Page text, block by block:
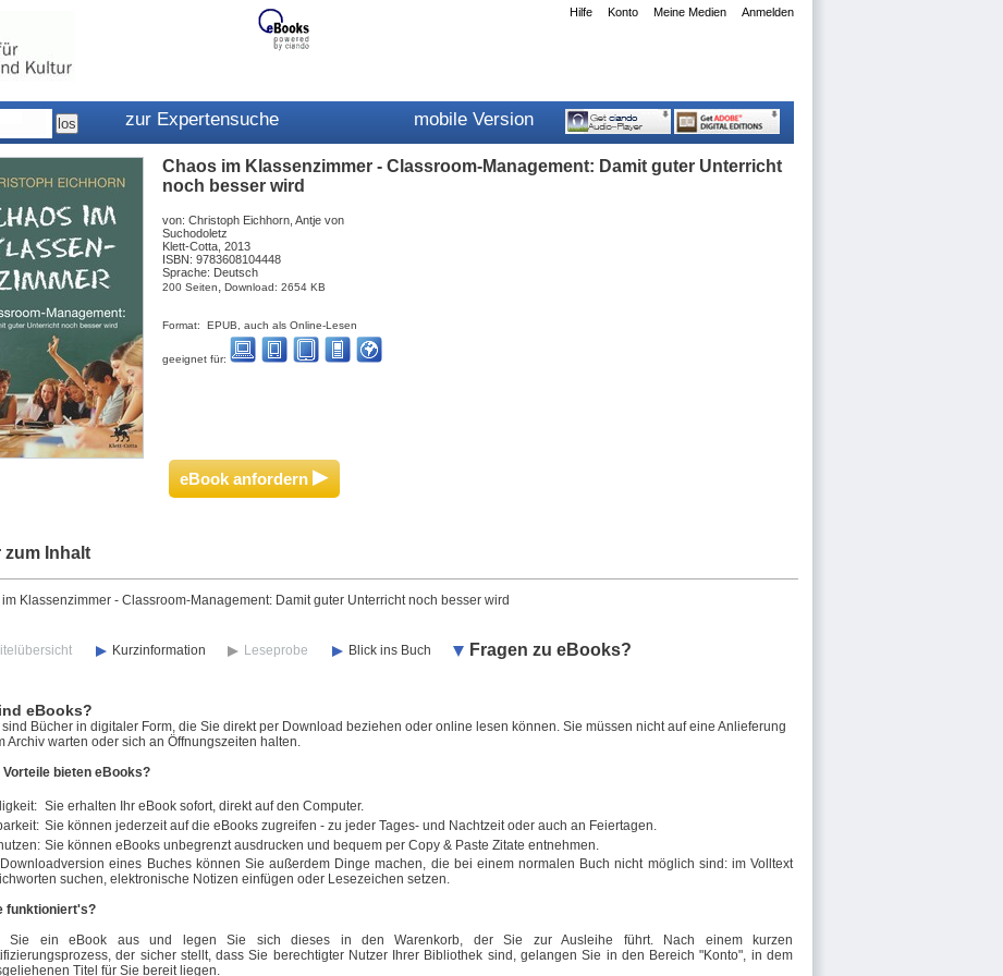
Anmelden
Meine Medien
Konto
Hilfe
zur Expertensuche mobile Version
Chaos im Klassenzimmer - Classroom-Management: Damit guter Unterricht
noch besser wird
von: Christoph Eichhorn, Antje von
Suchodoletz
Klett-Cotta, 2013
ISBN: 9783608104448
Sprache: Deutsch
200 Seiten, Download: 2654 KB
Format: EPUB, auch als Online-Lesen
geeignet für:
eBook anfordern ▸
zum Inhalt
Klassenzimmer - Classroom-Management: Damit guter Unterricht noch besser wird
Kurzinformation Leseprobe Blick ins Buch Fragen zu eBooks?
eBooks?
Bücher in digitaler Form, die Sie direkt per Download beziehen oder online lesen können. Sie müssen nicht auf eine Anlieferung
Archiv warten oder sich an Öffnungszeiten halten.
Vorteile bieten eBooks?
Sie erhalten Ihr eBook sofort, direkt auf den Computer.
Sie können jederzeit auf die eBooks zugreifen - zu jeder Tages- und Nachtzeit oder auch an Feiertagen.
Sie können eBooks unbegrenzt ausdrucken und bequem per Copy & Paste Zitate entnehmen.
eines Buches können Sie außerdem Dinge machen, die bei einem normalen Buch nicht möglich sind: im Volltext
suchen, elektronische Notizen einfügen oder Lesezeichen setzen.
funktioniert's?
Sie ein eBook aus und legen Sie sich dieses in den Warenkorb, der Sie zur Ausleihe führt. Nach einem kurzen
der sicher stellt, dass Sie berechtigter Nutzer Ihrer Bibliothek sind, gelangen Sie in den Bereich "Konto", in dem
Titel für Sie bereit liegen.